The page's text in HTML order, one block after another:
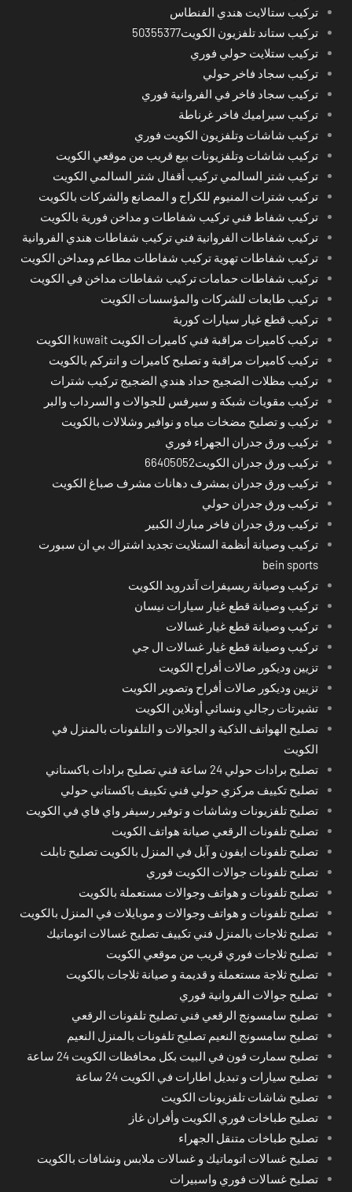
تركيب ستالايت هندي الفنطاس
تركيب ستاند تلفزيون الكويت50355377
تركيب ستلايت حولي فوري
تركيب سجاد فاخر حولي
تركيب سجاد فاخر في الفروانية فوري
تركيب سيراميك فاخر غرناطة
تركيب شاشات وتلفزيون الكويت فوري
تركيب شاشات وتلفزيونات بيع قريب من موقعي الكويت
تركيب شتر السالمي تركيب أقفال شتر السالمي الكويت
تركيب شترات المنيوم للكراج و المصانع والشركات بالكويت
تركيب شفاط فني تركيب شفاطات و مداخن فورية بالكويت
تركيب شفاطات الفروانية فني تركيب شفاطات هندي الفروانية
تركيب شفاطات تهوية تركيب شفاطات مطاعم ومداخن الكويت
تركيب شفاطات حمامات تركيب شفاطات مداخن في الكويت
تركيب طابعات للشركات والمؤسسات الكويت
تركيب قطع غيار سيارات كورية
تركيب كاميرات مراقبة فني كاميرات الكويت kuwait الكويت
تركيب كاميرات مراقبة و تصليح كاميرات و انتركم بالكويت
تركيب مظلات الضجيج حداد هندي الضجيج تركيب شترات
تركيب مقويات شبكة و سيرفس للجوالات و السرداب والبر
تركيب و تصليح مضخات مياه و نوافير وشلالات بالكويت
تركيب ورق جدران الجهراء فوري
تركيب ورق جدران الكويت66405052
تركيب ورق جدران بمشرف دهانات مشرف صباغ الكويت
تركيب ورق جدران حولي
تركيب ورق جدران فاخر مبارك الكبير
تركيب وصيانة أنظمة الستلايت تجديد اشتراك بي ان سبورت
bein sports
تركيب وصيانة ريسيفرات آندرويد الكويت
تركيب وصيانة قطع غيار سيارات نيسان
تركيب وصيانة قطع غيار غسالات
تركيب وصيانة قطع غيار غسالات ال جي
تزيين وديكور صالات أفراح الكويت
تزيين وديكور صالات أفراح وتصوير الكويت
تشيرتات رجالي ونسائي أونلاين الكويت
تصليح الهواتف الذكية و الجوالات و التلفونات بالمنزل في
الكويت
تصليح برادات حولي 24 ساعة فني تصليح برادات باكستاني
تصليح تكييف مركزي حولي فني تكييف باكستاني حولي
تصليح تلفزيونات وشاشات و توفير رسيفر واي فاي في الكويت
تصليح تلفونات الرقعي صيانة هواتف الكويت
تصليح تلفونات ايفون و آبل في المنزل بالكويت تصليح تابلت
تصليح تلفونات جوالات الكويت فوري
تصليح تلفونات و هواتف وجوالات مستعملة بالكويت
تصليح تلفونات و هواتف وجوالات و موبايلات في المنزل بالكويت
تصليح ثلاجات بالمنزل فني تكييف تصليح غسالات اتوماتيك
تصليح ثلاجات فوري قريب من موقعي الكويت
تصليح ثلاجة مستعملة و قديمة و صيانة ثلاجات بالكويت
تصليح جوالات الفروانية فوري
تصليح سامسونج الرقعي فني تصليح تلفونات الرقعي
تصليح سامسونج النعيم تصليح تلفونات بالمنزل النعيم
تصليح سمارت فون في البيت بكل محافظات الكويت 24 ساعة
تصليح سيارات و تبديل اطارات في الكويت 24 ساعة
تصليح شاشات تلفزيونات الكويت
تصليح طباخات فوري الكويت وأفران غاز
تصليح طباخات متنقل الجهراء
تصليح غسالات اتوماتيك و غسالات ملابس ونشافات بالكويت
تصليح غسالات فوري واسبيرات